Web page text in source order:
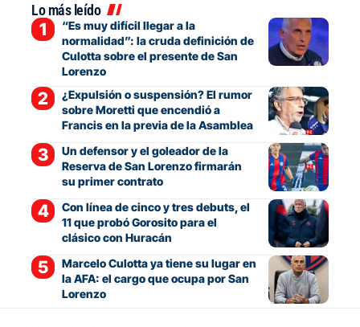
Lo más leído
“Es muy difícil llegar a la
normalidad”: la cruda definición de
Culotta sobre el presente de San
Lorenzo
¿Expulsión o suspensión? El rumor
sobre Moretti que encendió a
Francis en la previa de la Asamblea
Un defensor y el goleador de la
Reserva de San Lorenzo firmarán
su primer contrato
Con línea de cinco y tres debuts, el
11 que probó Gorosito para el
clásico con Huracán
Marcelo Culotta ya tiene su lugar en
la AFA: el cargo que ocupa por San
Lorenzo